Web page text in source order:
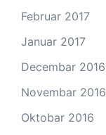
Februar 2017
Januar 2017
Decembar 2016
Novembar 2016
Oktobar 2016